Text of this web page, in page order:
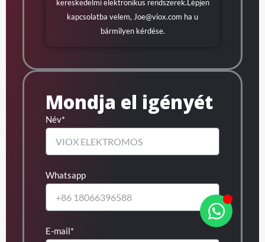
kereskedelmi elektronikus rendszerek.Lépjen
kapcsolatba velem, Joe@viox.com ha u
bármilyen kérdése.
Mondja el igényét
Név*
Whatsapp
E-mail*